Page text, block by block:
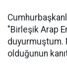
"Birleşik Arap
duyurmuştum.
olduğunun